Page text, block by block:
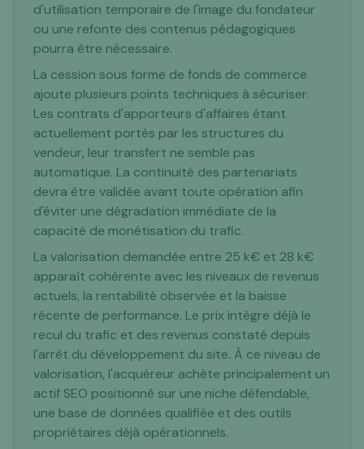
d'utilisation temporaire de l'image du fondateur
ou une refonte des contenus pédagogiques
pourra être nécessaire.
La cession sous forme de fonds de commerce
ajoute plusieurs points techniques à sécuriser.
Les contrats d'apporteurs d'affaires étant
actuellement portés par les structures du
vendeur, leur transfert ne semble pas
automatique. La continuité des partenariats
devra être validée avant toute opération afin
d'éviter une dégradation immédiate de la
capacité de monétisation du trafic.
La valorisation demandée entre 25 k€ et 28 k€
apparaît cohérente avec les niveaux de revenus
actuels, la rentabilité observée et la baisse
récente de performance. Le prix intègre déjà le
recul du trafic et des revenus constaté depuis
l'arrêt du développement du site. À ce niveau de
valorisation, l'acquéreur achète principalement un
actif SEO positionné sur une niche défendable,
une base de données qualifiée et des outils
propriétaires déjà opérationnels.